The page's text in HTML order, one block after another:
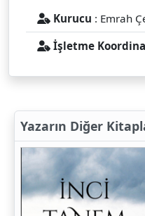
Kurucu : Emrah
İşletme
Yazarın Diğer